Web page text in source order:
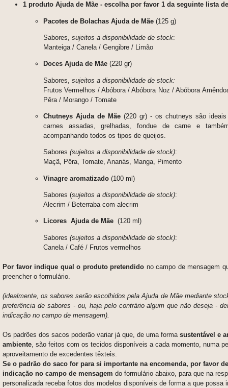
1 produto Ajuda de Mãe - escolha por favor 1 da seguinte lista
Pacotes de Bolachas Ajuda de Mãe (125 g)
Sabores, sujeitos a disponibilidade de stock:
Manteiga / Canela / Gengibre / Limão
Doces Ajuda de Mãe (220 gr)
Sabores, sujeitos a disponibilidade de stock:
Frutos Vermelhos / Abóbora / Abóbora Noz / Abóbora
Pêra / Morango / Tomate
Chutneys Ajuda de Mãe (220 gr) - os chutneys são i
carnes assadas, grelhadas, fondue de carne e
acompanhando todos os tipos de queijos.
Sabores (sujeitos a disponibilidade de stock):
Maçã, Pêra, Tomate, Ananás, Manga, Pimento
Vinagre aromatizado (100 ml)
Sabores (sujeitos a disponibilidade de stock):
Alecrim / Beterraba com alecrim
Licores Ajuda de Mãe (120 ml)
Sabores (sujeitos a disponibilidade de stock):
Canela / Café / Frutos vermelhos
Por favor indique qual o produto pretendido no campo de mensagem
preencher o formulário.
(idealmente, os sabores serão escolhidos pela Ajuda de Mãe mediante
preferência de sabores - ou, haja pelo contrário algum que não deseja -
indicação no campo de mensagem).
Os padrões dos sacos poderão variar já que, de uma forma sustentável e
ambiente , são feitos com os tecidos disponíveis a cada momento, numa
aproveitamento de excedentes têxteis.
Se o padrão do saco for para si importante na encomenda, por favor
indicação no campo de mensagem do formulário abaixo, para que na
personalizada receba fotos dos modelos disponíveis de forma a que possa